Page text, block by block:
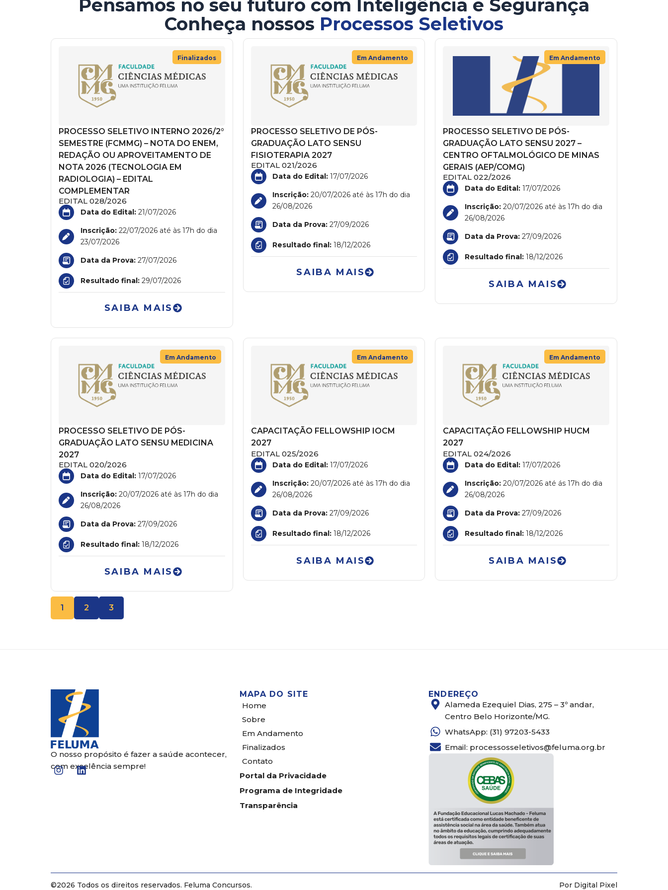
Pensamos no seu futuro com Inteligência e Segurança
Conheça nossos Processos Seletivos
Finalizados
PROCESSO SELETIVO INTERNO 2026/2°
SEMESTRE (FCMMG) – NOTA DO ENEM,
REDAÇÃO OU APROVEITAMENTO DE
NOTA 2026 (TECNOLOGIA EM
RADIOLOGIA) – EDITAL
COMPLEMENTAR
EDITAL 028/2026
Data do Edital:21/07/2026
Inscrição:22/07/2026 até às 17h do dia
23/07/2026
Data da Prova:27/07/2026
Resultado final:29/07/2026
SAIBA MAIS
Em Andamento
PROCESSO SELETIVO DE PÓS-
GRADUAÇÃO LATO SENSU
FISIOTERAPIA 2027
EDITAL 021/2026
Data do Edital: 17/07/2026
Inscrição: 20/07/2026 até às 17h do dia
26/08/2026
Data da Prova: 27/09/2026
Resultado final: 18/12/2026
SAIBA MAIS
Em Andamento
PROCESSO SELETIVO DE PÓS-
GRADUAÇÃO LATO SENSU 2027 –
CENTRO OFTALMOLÓGICO DE MINAS
GERAIS (AEP/COMG)
EDITAL 022/2026
Data do Edital: 17/07/2026
Inscrição: 20/07/2026 até às 17h do dia
26/08/2026
Data da Prova: 27/09/2026
Resultado final: 18/12/2026
SAIBA MAIS
Em Andamento
PROCESSO SELETIVO DE PÓS-
GRADUAÇÃO LATO SENSU MEDICINA
2027
EDITAL 020/2026
Data do Edital:17/07/2026
Inscrição:20/07/2026 até às 17h do dia
26/08/2026
Data da Prova:27/09/2026
Resultado final:18/12/2026
SAIBA MAIS
Em Andamento
CAPACITAÇÃO FELLOWSHIP IOCM
2027
EDITAL 025/2026
Data do Edital: 17/07/2026
Inscrição: 20/07/2026 até às 17h do dia
26/08/2026
Data da Prova: 27/09/2026
Resultado final: 18/12/2026
SAIBA MAIS
Em Andamento
CAPACITAÇÃO FELLOWSHIP HUCM
2027
EDITAL 024/2026
Data do Edital: 17/07/2026
Inscrição: 20/07/2026 até ás 17h do dia
26/08/2026
Data da Prova: 27/09/2026
Resultado final: 18/12/2026
SAIBA MAIS
1 2 3
O nosso propósito é fazer a saúde acontecer,
com excelência sempre!
I
n
L
i
MAPA DO SITE
Home
Sobre
Em Andamento
Finalizados
Contato
Portal da Privacidade
Programa de Integridade
Transparência
ENDEREÇO
Alameda Ezequiel Dias, 275 – 3º andar,
Centro Belo Horizonte/MG.
WhatsApp: (31) 97203-5433
Email: processosseletivos@feluma.org.br
©2026 Todos os direitos reservados. Feluma Concursos. Por Digital Pixel